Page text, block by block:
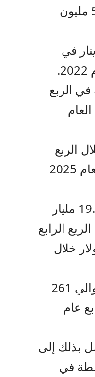
العجز 481.6 مليون دينار في الربع الرابع من عام 2025، و537.1 مليون
185.2 مليون دينار في
الإنتاج الصناعي إلى 88.1 نقطة في الربع
من العام
فسجل ارتفاعًا بنسبة 2.4% خلال الربع
الأول من العام 2026 (182.8 نقطة)، مقارنة بـالربع الرابع من العام 2025
وبلغت قيمة إجمالي الاحتياطيات الأجنبية لدى البنك المركزي 19.01 مليار
مليار دينار في الربع الرابع
خلال
ووصلت قيمة الشيكات المُعادة في الربع الأول من عام 2026 حوالي 261
الرابع عام
ارتفاعًا بنسبة 20.2%، ليصل بذلك إلى
الأول من العام 2026، بعد أن كان 166.4 نقطة في